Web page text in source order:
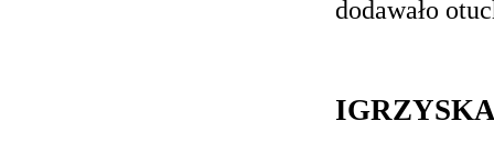
dodawało